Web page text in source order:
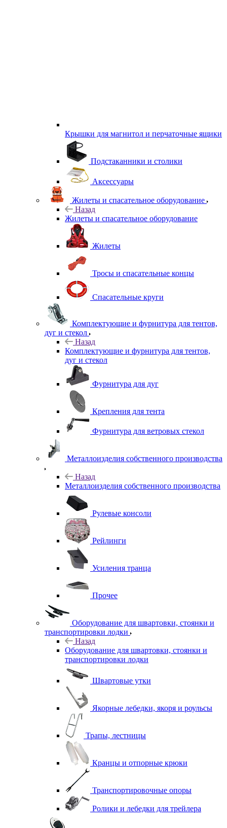
Крышки для магнитол и перчаточные ящики
Подстаканники и столики
Аксессуары
Жилеты и спасательное оборудование
Назад
Жилеты и спасательное оборудование
Жилеты
Тросы и спасательные концы
Спасательные круги
Комплектующие и фурнитура для тентов,
дуг и стекол
Назад
Комплектующие и фурнитура для тентов,
дуг и стекол
Фурнитура для дуг
Крепления для тента
Фурнитура для ветровых стекол
Металлоизделия собственного производства
Назад
Металлоизделия собственного производства
Рулевые консоли
Рейлинги
Усиления транца
Прочее
Оборудование для швартовки, стоянки и
транспортировки лодки
Назад
Оборудование для швартовки, стоянки и
транспортировки лодки
Швартовые утки
Якорные лебедки, якоря и роульсы
Трапы, лестницы
Кранцы и отпорные крюки
Транспортировочные опоры
Ролики и лебедки для трейлера